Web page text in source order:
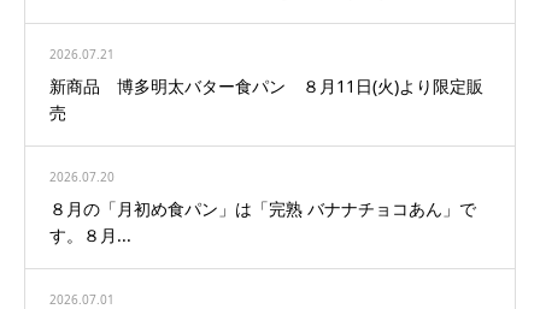
2026.07.21
新商品 博多明太バター食パン ８月11日(火)より限定販
売
2026.07.20
８月の「月初め食パン」は「完熟 バナナチョコあん」で
す。８月...
2026.07.01